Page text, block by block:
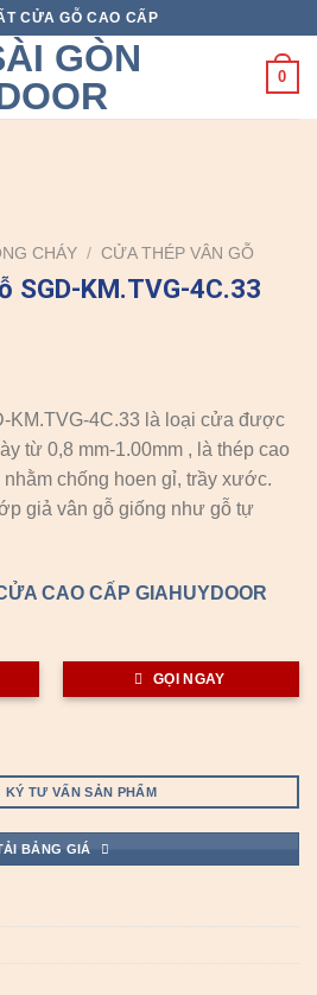
CỬA GỖ CAO CẤP
0
CHÁY / CỬA THÉP VÂN GỖ
SGD-KM.TVG-4C.33
KM.TVG-4C.33 là loại cửa được
từ 0,8 mm-1.00mm , là thép cao
chống hoen gỉ, trầy xước.
giả vân gỗ giống như gỗ tự
CAO CẤP GIAHUYDOOR
GỌI NGAY
KÝ TƯ VẤN SẢN PHẨM
BẢNG GIÁ